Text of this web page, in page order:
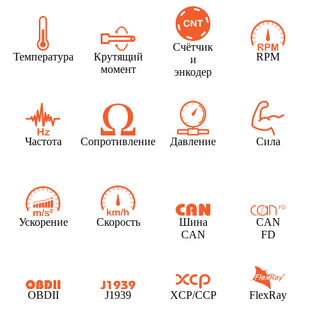
Температура
Крутящий
момент
Счётчик
и
энкодер
RPM
Частота Сопротивление Давление Сила
Ускорение Скорость
Шина
CAN
CAN
FD
OBDII J1939 XCP/CCP FlexRay